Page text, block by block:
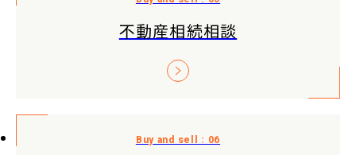
不動産相続相談